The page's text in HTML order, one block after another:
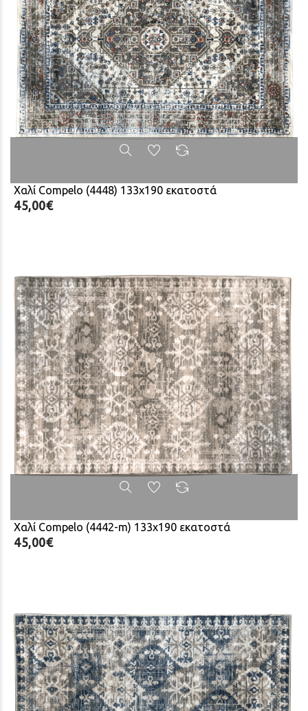
Χαλί Compelo (4448) 133x190 εκατοστά
45,00€
Χαλί Compelo (4442-m) 133x190 εκατοστά
45,00€